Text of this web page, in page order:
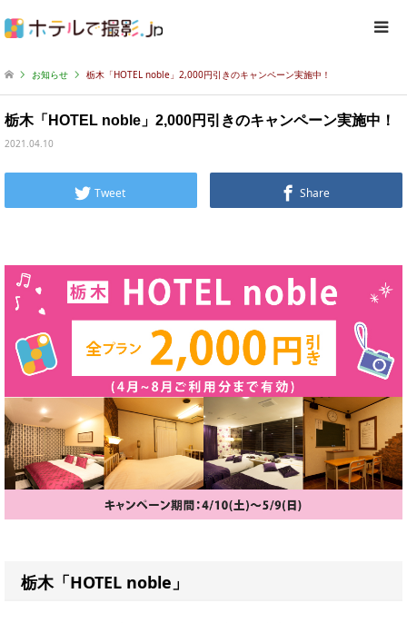
お知らせ 栃木「HOTEL noble」2,000円引きのキャンペーン実施中！
栃木「HOTEL noble」2,000円引きのキャンペーン実施中！
2021.04.10
Tweet Share
栃木「HOTEL noble」